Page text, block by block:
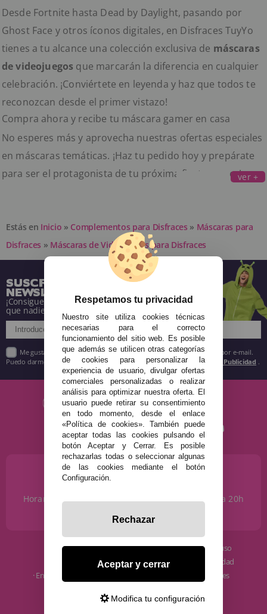
Desde Fortnite hasta Dead by Daylight, pasando por
Ghost Face y otros íconos digitales, en Disfraces TuyYo
tienes a tu alcance una colección exclusiva de máscaras
de videojuegos que marcarán la diferencia en cualquier
celebración. ¡Conviértete en leyenda y haz que todos te
reconozcan desde el primer vistazo!
Compra ahora y recibe tu máscara gamer en casa
No esperes más y aprovecha nuestras ofertas especiales
en máscaras temáticas. ¡Haz tu pedido hoy y prepárate
para ser el protagonista de tu próxima fiesta gamer!ver +
Estás en Inicio » Complementos para Disfraces » Máscaras para
Disfraces » Máscaras de Videojuegos para Disfraces
SUSCRÍBETE A NUESTRA
NEWSLETTER
¡Consigue descuentos y entérate de todo antes
que nadie!
Me gustaría recibir descuentos exclusivos, novedades y tendencias por e-mail.
Puedo darme de baja cuando quiera según lo recogido en la Política de Publicidad .
¿NECESITAS AYUDA?
Horario de Lunes a Sábados de 10 a 14h y de 17 a 20h
info@disfracestuyyo.com
· Quiénes somos
· Envíos y Devoluciones
· Condiciones de uso
· Política de privacidad
· Política de cookies
Respetamos tu privacidad
Nuestro site utiliza cookies técnicas
necesarias para el correcto
funcionamiento del sitio web. Es posible
que además se utilicen otras categorías
de cookies para personalizar la
experiencia de usuario, divulgar ofertas
comerciales personalizadas o realizar
análisis para optimizar nuestra oferta. El
usuario puede retirar su consentimiento
en todo momento, desde el enlace
«Política de cookies». También puede
aceptar todas las cookies pulsando el
botón Aceptar y Cerrar. Es posible
rechazarlas todas o seleccionar algunas
de las cookies mediante el botón
Configuración.
Rechazar
Aceptar y cerrar
Modifica tu configuración